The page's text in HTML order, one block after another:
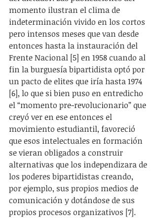
momento ilustran el clima de
indeterminación vivido en los cortos
pero intensos meses que van desde
entonces hasta la instauración del
Frente Nacional [5] en 1958 cuando al
fin la burguesía bipartidista optó por
un pacto de elites que iría hasta 1974
[6], lo que si bien puso en entredicho
el “momento pre-revolucionario” que
creyó ver en ese entonces el
movimiento estudiantil, favoreció
que esos intelectuales en formación
se vieran obligados a construir
alternativas que los independizara de
los poderes bipartidistas creando,
por ejemplo, sus propios medios de
comunicación y dotándose de sus
propios procesos organizativos [7].